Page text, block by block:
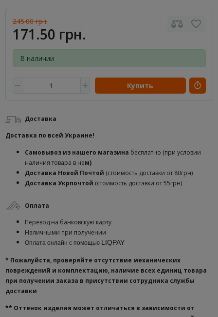
245.00 грн.
171.50 грн.
В наличии
Купить
Доставка
Доставка по всей Украине!
Самовывоз из нашего магазина бесплатно (при условии
наличия товара в нем)
Доставка Новой Почтой (стоимость доставки от 80грн)
Доставка Укрпочтой (стоимость доставки от 55грн)
Оплата
Перевод на банковскую карту
Наличными при получении
Оплата онлайн с помощью LIQPAY
* Пожалуйста, проверяйте отсутствие механических
повреждений и комплектацию, наличие всех единиц товара
при получении заказа в присутствии сотрудника службы
доставки
** Оттенок изделия может отличаться в зависимости от